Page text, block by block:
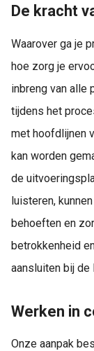
De kracht
Waarover ga je
hoe zorg je
inbreng van alle
tijdens het
met hoofdlijnen
kan worden
de
luisteren,
behoeften en
betrokkenheid
aansluiten bij de
Werken in
Onze aanpak